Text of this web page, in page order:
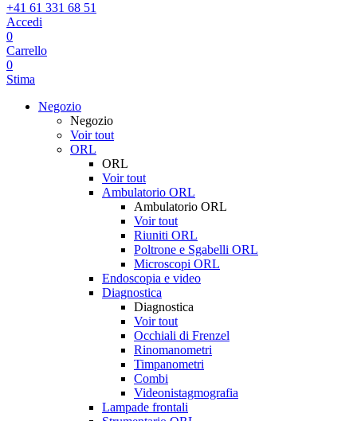
+41 61 331 68 51
Accedi
0
Carrello
0
Stima
Negozio
Negozio
Voir tout
ORL
ORL
Voir tout
Ambulatorio ORL
Ambulatorio ORL
Voir tout
Riuniti ORL
Poltrone e Sgabelli ORL
Microscopi ORL
Endoscopia e video
Diagnostica
Diagnostica
Voir tout
Occhiali di Frenzel
Rinomanometri
Timpanometri
Combi
Videonistagmografia
Lampade frontali